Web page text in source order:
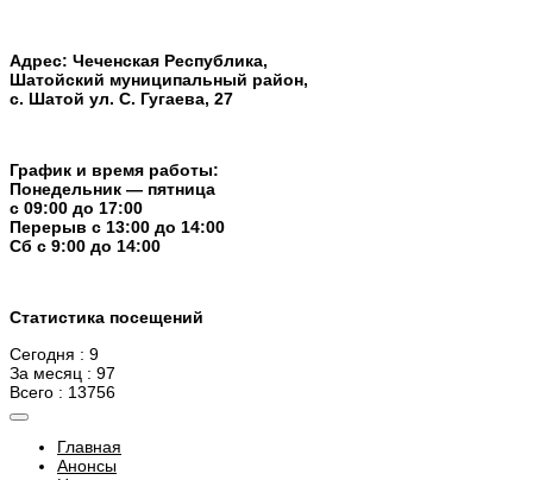
Адрес: Чеченская Республика,
Шатойский муниципальный район,
с. Шатой ул. С. Гугаева, 27
График и время работы:
Понедельник — пятница
с 09:00 до 17:00
Перерыв c 13:00 до 14:00
Cб с 9:00 до 14:00
Статистика посещений
Сегодня : 9
За месяц : 97
Всего : 13756
Главная
Анонсы